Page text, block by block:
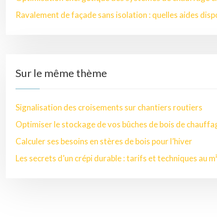
Ravalement de façade sans isolation : quelles aides
Sur le même thème
Signalisation des croisements sur chantiers routiers
Optimiser le stockage de vos bûches de bois de
Calculer ses besoins en stères de bois pour l’hiver
Les secrets d’un crépi durable : tarifs et techniques au m²